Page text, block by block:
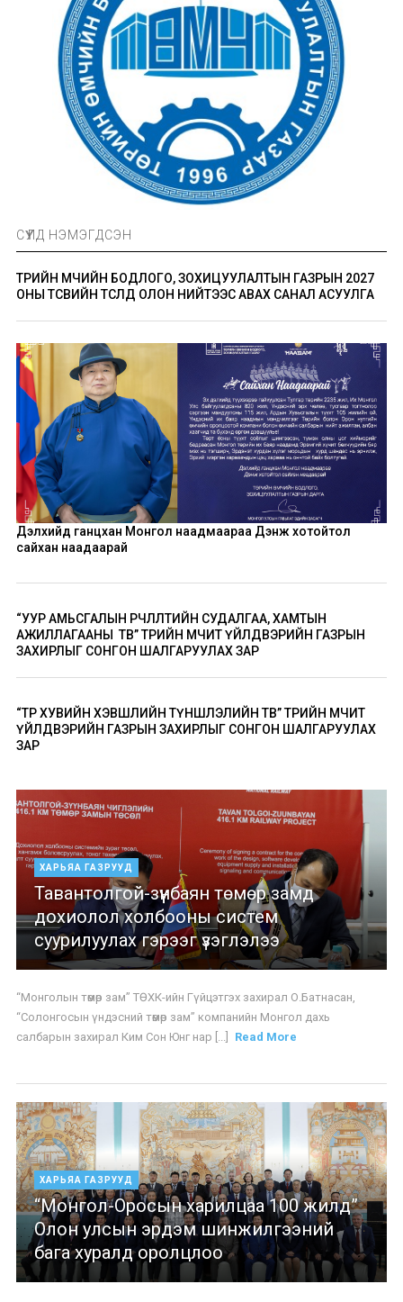
СҮҮЛД НЭМЭГДСЭН
ТӨРИЙН ӨМЧИЙН БОДЛОГО, ЗОХИЦУУЛАЛТЫН ГАЗРЫН 2027
ОНЫ ТӨСВИЙН ТӨСӨЛД ОЛОН НИЙТЭЭС АВАХ САНАЛ АСУУЛГА
Дэлхийд ганцхан Монгол наадмаараа Дэнж хотойтол
сайхан наадаарай
“УУР АМЬСГАЛЫН ӨӨРЧЛӨЛТИЙН СУДАЛГАА, ХАМТЫН
АЖИЛЛАГААНЫ ТӨВ” ТӨРИЙН ӨМЧИТ ҮЙЛДВЭРИЙН ГАЗРЫН
ЗАХИРЛЫГ СОНГОН ШАЛГАРУУЛАХ ЗАР
“ТӨР ХУВИЙН ХЭВШЛИЙН ТҮНШЛЭЛИЙН ТӨВ” ТӨРИЙН ӨМЧИТ
ҮЙЛДВЭРИЙН ГАЗРЫН ЗАХИРЛЫГ СОНГОН ШАЛГАРУУЛАХ
ЗАР
ХАРЬЯА ГАЗРУУД
Тавантолгой-зүүнбаян төмөр замд
дохиолол холбооны систем
суурилуулах гэрээг үзэглэлээ
“Монголын төмөр зам” ТӨХК-ийн Гүйцэтгэх захирал О.Батнасан,
“Солонгосын үндэсний төмөр зам” компанийн Монгол дахь
салбарын захирал Ким Сон Юнг нар [...]
Read More
ХАРЬЯА ГАЗРУУД
“Монгол-Оросын харилцаа 100 жилд”
Олон улсын эрдэм шинжилгээний
бага хуралд оролцлоо